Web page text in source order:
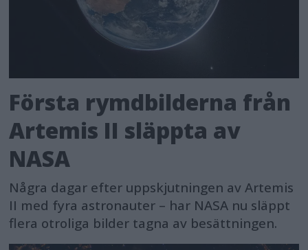
Första rymdbilderna från
Artemis II släppta av
NASA
Några dagar efter uppskjutningen av Artemis
II med fyra astronauter – har NASA nu släppt
flera otroliga bilder tagna av besättningen.